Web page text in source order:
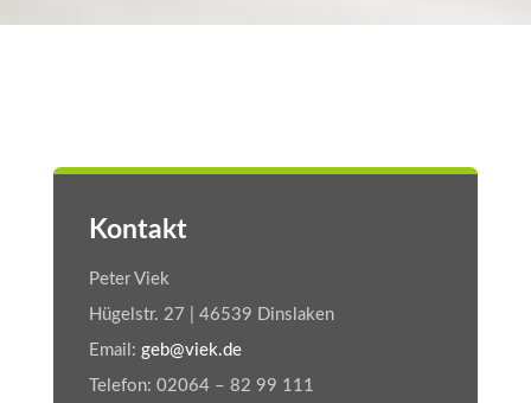
Kontakt
Peter Viek
Hügelstr. 27 | 46539 Dinslaken
Email: geb@viek.de
Telefon: 02064 – 82 99 111